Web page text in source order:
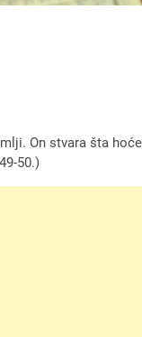
On stvara šta
50.)